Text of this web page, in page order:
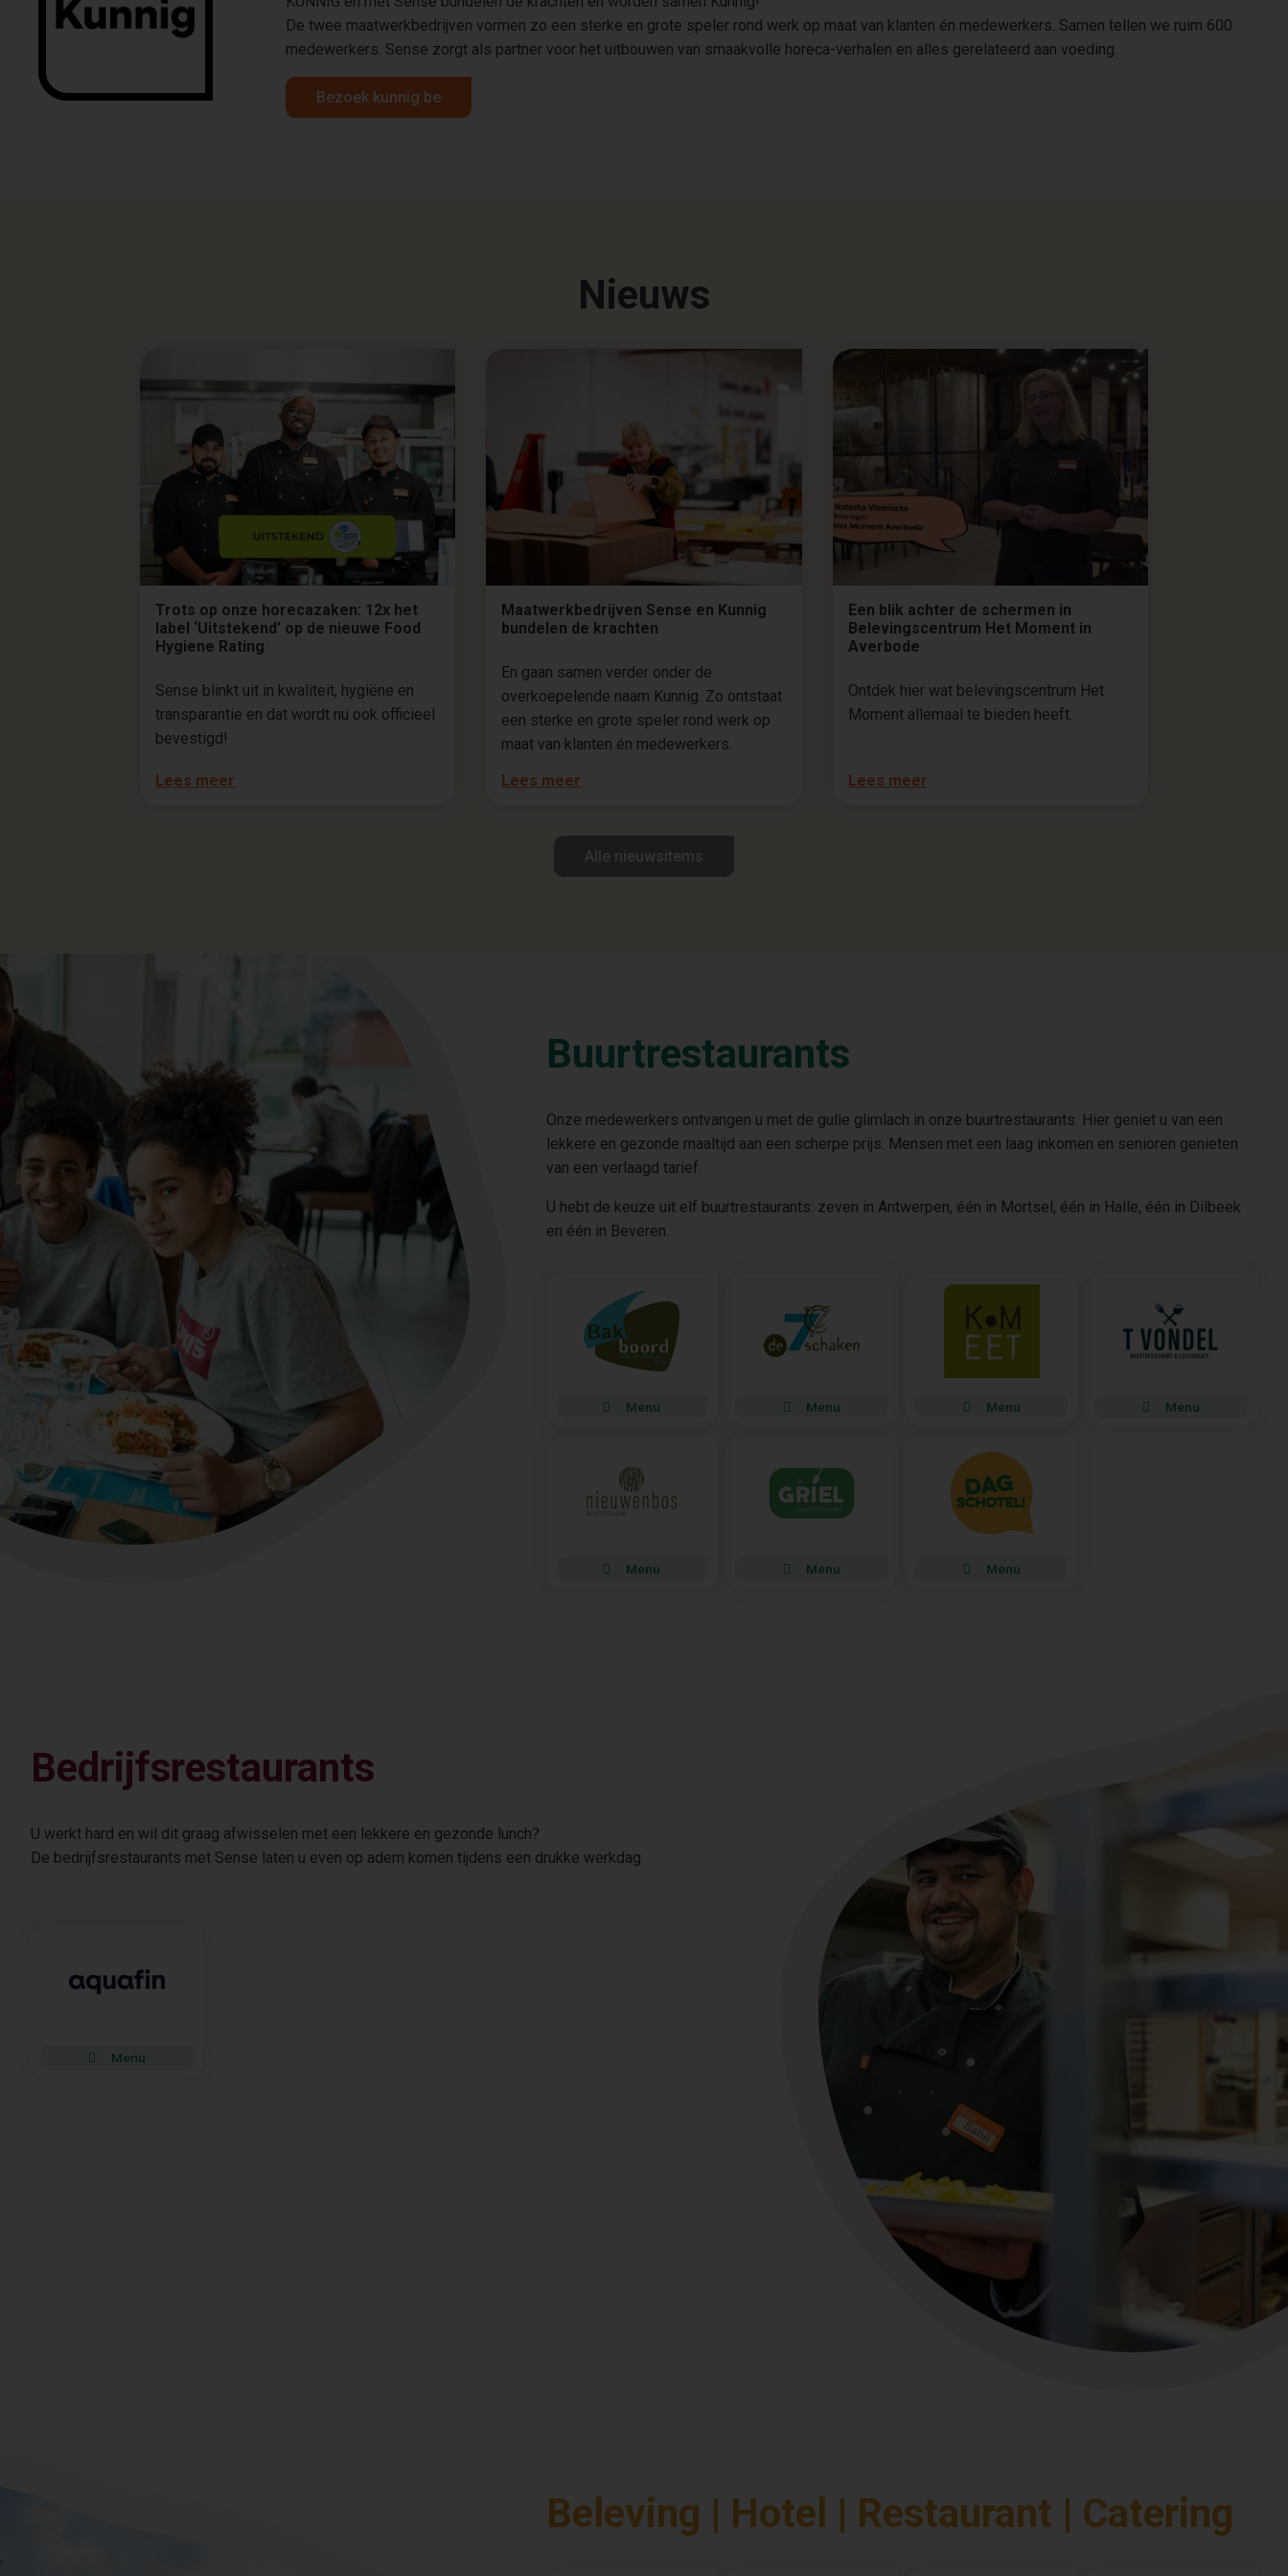
De twee maatwerkbedrijven vormen zo een sterke en grote speler rond werk op maat van klanten én medewerkers. Samen tellen we ruim 600
medewerkers. Sense zorgt als partner voor het uitbouwen van smaakvolle horeca-verhalen en alles gerelateerd aan voeding.
Bezoek kunnig.be
Nieuws
Trots op onze horecazaken: 12x het
label ‘Uitstekend’ op de nieuwe Food
Hygiene Rating
Sense blinkt uit in kwaliteit, hygiëne en
transparantie en dat wordt nu ook officieel
bevestigd!
Lees meer
Maatwerkbedrijven Sense en Kunnig
bundelen de krachten
En gaan samen verder onder de
overkoepelende naam Kunnig. Zo ontstaat
een sterke en grote speler rond werk op
maat van klanten én medewerkers.
Lees meer
Een blik achter de schermen in
Belevingscentrum Het Moment in
Averbode
Ontdek hier wat belevingscentrum Het
Moment allemaal te bieden heeft.
Lees meer
Alle nieuwsitems
Buurtrestaurants
Onze medewerkers ontvangen u met de gulle glimlach in onze buurtrestaurants. Hier geniet u van een
lekkere en gezonde maaltijd aan een scherpe prijs. Mensen met een laag inkomen en senioren genieten
van een verlaagd tarief.
U hebt de keuze uit elf buurtrestaurants: zeven in Antwerpen, één in Mortsel, één in Halle, één in Dilbeek
en één in Beveren.
Menu Menu Menu Menu
Menu Menu Menu
Bedrijfsrestaurants
U werkt hard en wil dit graag afwisselen met een lekkere en gezonde lunch?
De bedrijfsrestaurants met Sense laten u even op adem komen tijdens een drukke werkdag.
Menu
Beleving | Hotel | Restaurant | Catering